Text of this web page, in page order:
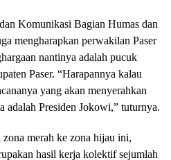
Komunikasi Bagian Humas dan
mengharapkan perwakilan Paser
nantinya adalah pucuk
Paser. “Harapannya kalau
yang akan menyerahkan
adalah Presiden Jokowi,” tuturnya.
zona merah ke zona hijau ini,
hasil kerja kolektif sejumlah